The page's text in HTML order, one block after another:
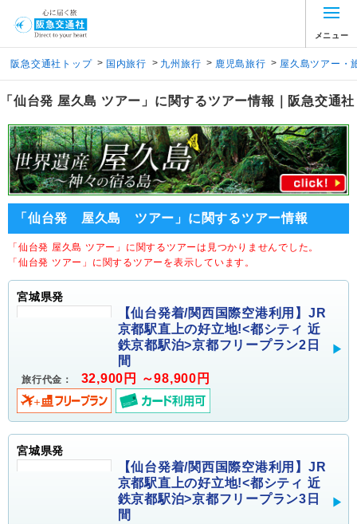
メニュー
阪急交通社トップ > 国内旅行 > 九州旅行 > 鹿児島旅行 > 屋久島ツアー・
「仙台発 屋久島 ツアー」に関するツアー情報｜阪急交通社
「仙台発 屋久島 ツアー」に関するツアー情報
「仙台発 屋久島 ツアー」に関するツアーは見つかりませんでした。
「仙台発 ツアー」に関するツアーを表示しています。
宮城県発
【仙台発着/関西国際空港利用】JR
京都駅直上の好立地!<都シティ 近
鉄京都駅泊>京都フリープラン2日
間
旅行代金： 32,900円 ～98,900円
宮城県発
【仙台発着/関西国際空港利用】JR
京都駅直上の好立地!<都シティ 近
鉄京都駅泊>京都フリープラン3日
間